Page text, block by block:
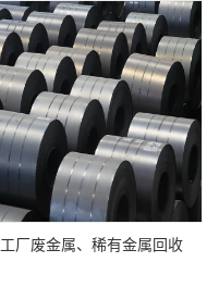
工厂废金属、稀有金属回收